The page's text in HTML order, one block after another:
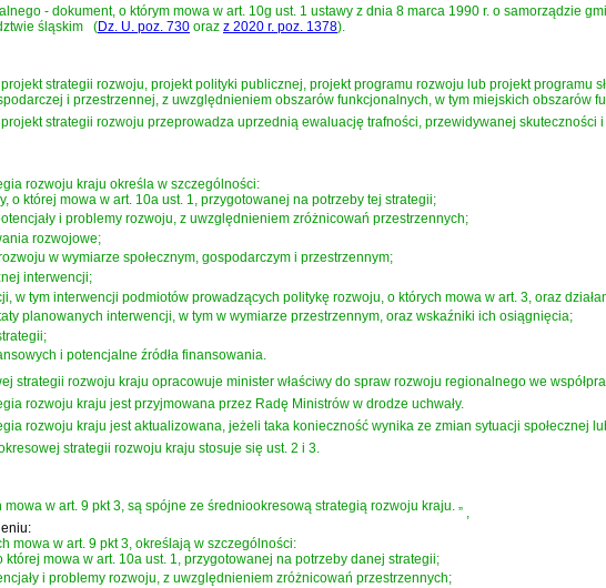
- dokument, o którym mowa w art. 10g ust. 1 ustawy z dnia 8 marca 1990 r. o samorządzie
śląskim
(Dz. U. poz. 730 oraz z 2020 r. poz. 1378)
strategii rozwoju, projekt polityki publicznej, projekt programu rozwoju lub projekt programu
i przestrzennej, z uwzględnieniem obszarów funkcjonalnych, w tym miejskich obszarów
strategii rozwoju przeprowadza uprzednią ewaluację trafności, przewidywanej
rozwoju kraju określa w szczególności:
o której mowa w art. 10a ust. 1, przygotowanej na potrzeby tej strategii;
i problemy rozwoju, z uwzględnieniem zróżnicowań przestrzennych;
rozwojowe;
w wymiarze społecznym, gospodarczym i przestrzennym;
interwencji;
w tym interwencji podmiotów prowadzących politykę rozwoju, o których mowa w art. 3, oraz
planowanych interwencji, w tym w wymiarze przestrzennym, oraz wskaźniki ich osiągnięcia;
i potencjalne źródła finansowania.
strategii rozwoju kraju opracowuje minister właściwy do spraw rozwoju regionalnego we
rozwoju kraju jest przyjmowana przez Radę Ministrów w drodze uchwały.
rozwoju kraju jest aktualizowana, jeżeli taka konieczność wynika ze zmian sytuacji społecznej
strategii rozwoju kraju stosuje się ust. 2 i 3.
w art. 9 pkt 3, są spójne ze średniookresową strategią rozwoju kraju. ”
mowa w art. 9 pkt 3, określają w szczególności:
której mowa w art. 10a ust. 1, przygotowanej na potrzeby danej strategii;
i problemy rozwoju, z uwzględnieniem zróżnicowań przestrzennych;